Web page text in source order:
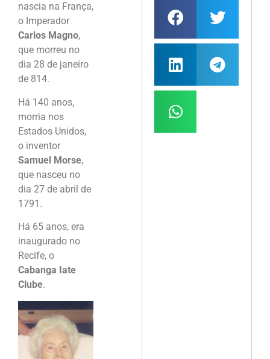
nascia na França,
o Imperador
Carlos Magno,
que morreu no
dia 28 de janeiro
de 814.
Há 140 anos,
morria nos
Estados Unidos,
o inventor
Samuel Morse,
que nasceu no
dia 27 de abril de
1791.
Há 65 anos, era
inaugurado no
Recife, o
Cabanga Iate
Clube.